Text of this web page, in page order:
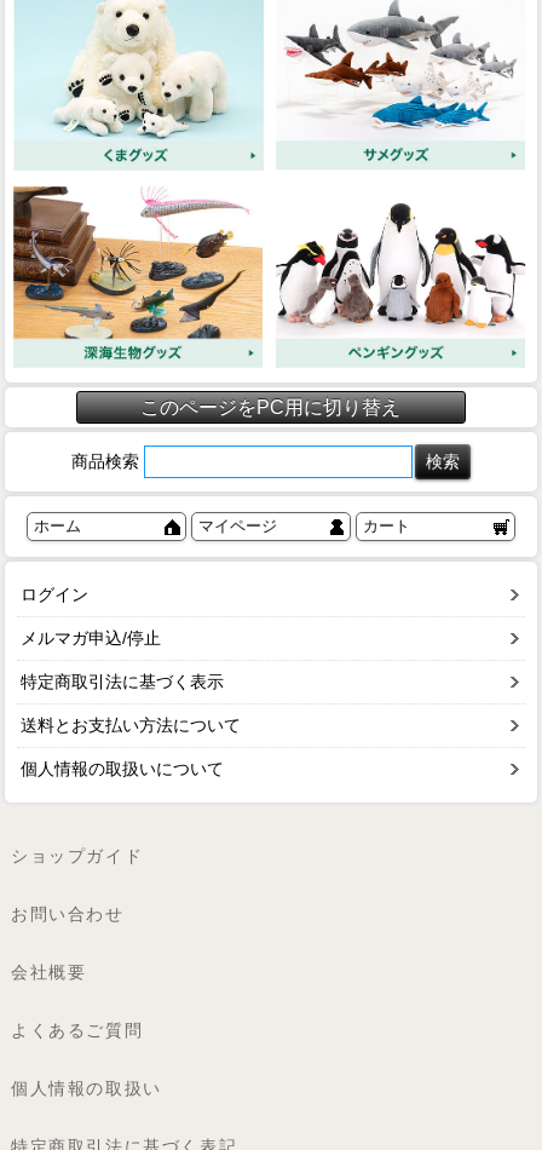
このページをPC用に切り替え
商品検索
ホーム マイページ カート
ログイン
メルマガ申込/停止
特定商取引法に基づく表示
送料とお支払い方法について
個人情報の取扱いについて
ショップガイド
お問い合わせ
会社概要
よくあるご質問
個人情報の取扱い